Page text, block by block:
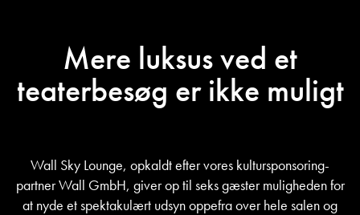
Mere luksus ved et
teaterbesøg er ikke muligt
Wall Sky Lounge, opkaldt efter vores kultursponsoring-
partner Wall GmbH, giver op til seks gæster muligheden for
at nyde et spektakulært udsyn oppefra over hele salen og